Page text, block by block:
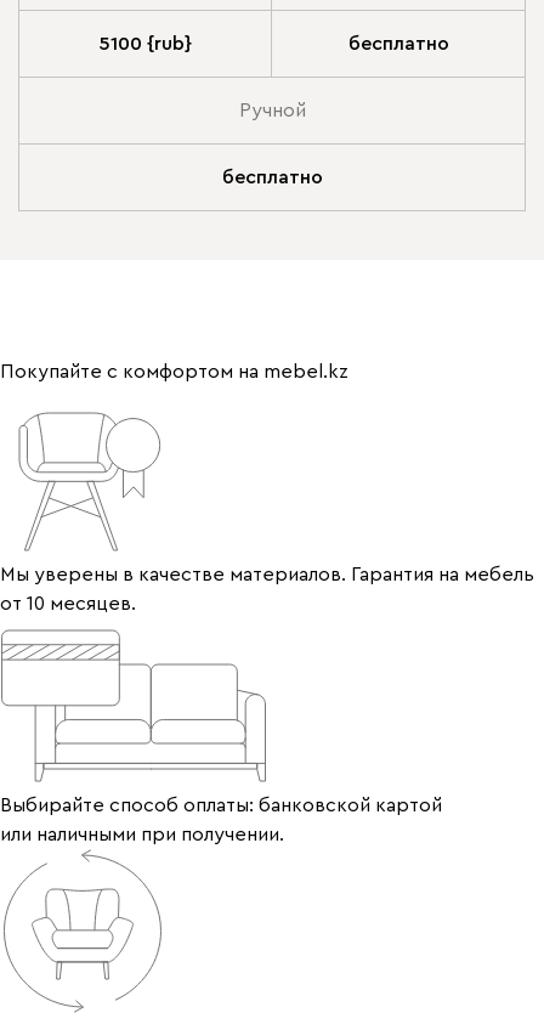
5100 {rub} бесплатно
Ручной
бесплатно
Покупайте с комфортом на mebel.kz
Мы уверены в качестве материалов. Гарантия на мебель
от 10 месяцев.
Выбирайте способ оплаты: банковской картой
или наличными при получении.